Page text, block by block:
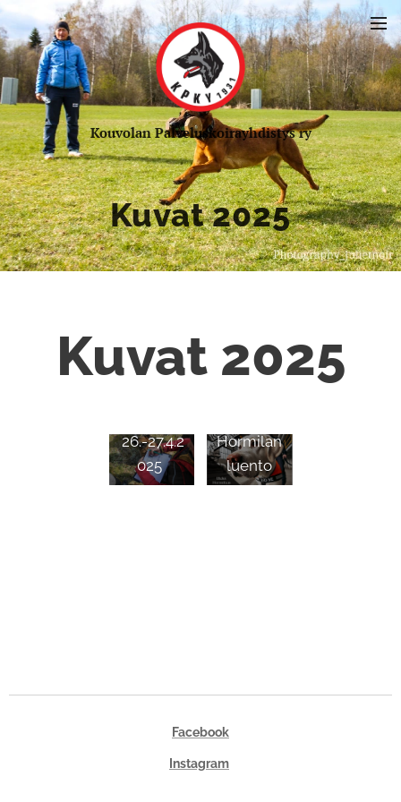
Kouvolan Palveluskoirayhdistys ry
Kuvat 2025
Kuvat 2025
Koulutus
viikonlop
26.-27.4.2
025
Hormilan
luento
Facebook
Instagram